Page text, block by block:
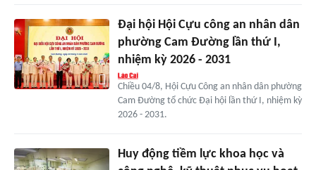
Đại hội Hội Cựu công an nhân dân
phường Cam Đường lần thứ I,
nhiệm kỳ 2026 - 2031
Chiều 04/8, Hội Cựu Công an nhân dân phường
Cam Đường tổ chức Đại hội lần thứ I, nhiệm kỳ
2026 - 2031.
Huy động tiềm lực khoa học và